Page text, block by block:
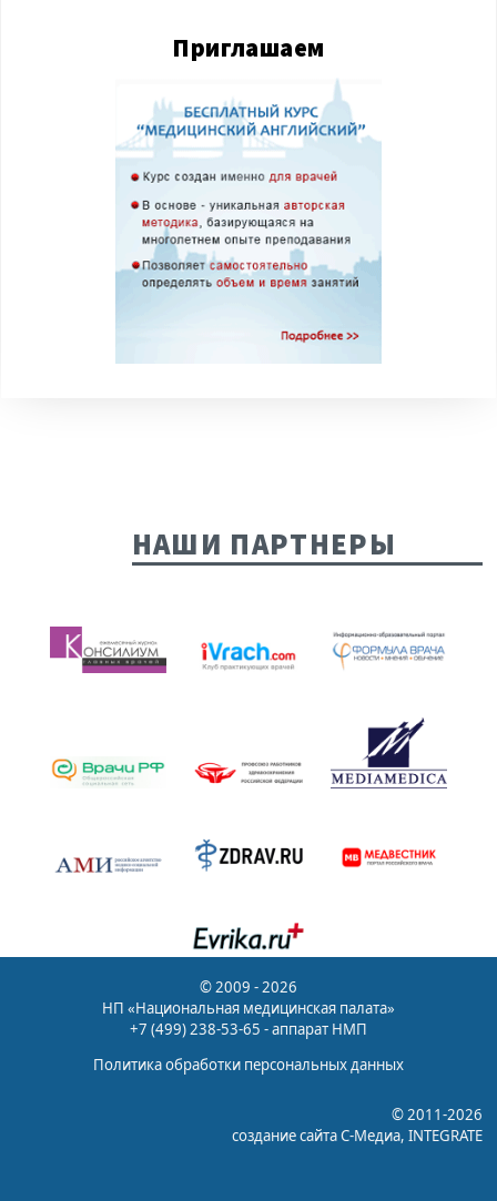
Приглашаем
НАШИ ПАРТНЕРЫ
© 2009 - 2026
НП «Национальная медицинская палата»
+7 (499) 238-53-65 - аппарат НМП
Политика обработки персональных данных
© 2011-2026
создание сайтаС-Медиа, INTEGRATE